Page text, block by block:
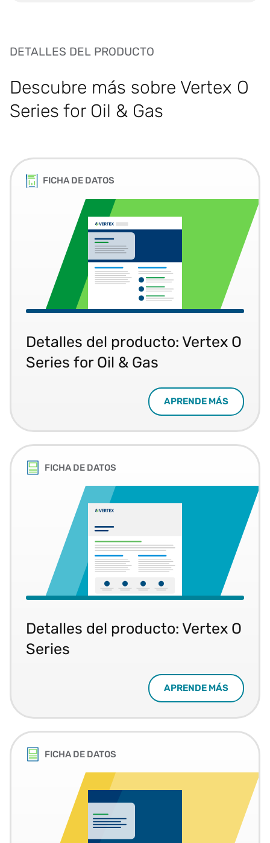
DETALLES DEL PRODUCTO
Descubre más sobre Vertex O
Series for Oil & Gas
FICHA DE DATOS
Detalles del producto: Vertex O
Series for Oil & Gas
APRENDE MÁS
FICHA DE DATOS
Detalles del producto: Vertex O
Series
APRENDE MÁS
FICHA DE DATOS